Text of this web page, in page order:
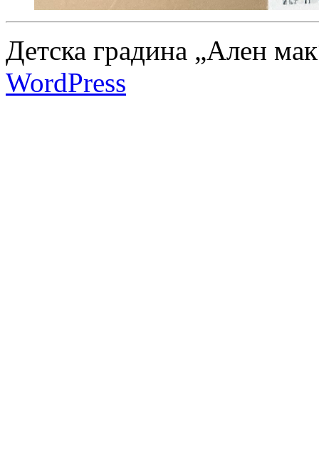
Детска градина „Ален
WordPress